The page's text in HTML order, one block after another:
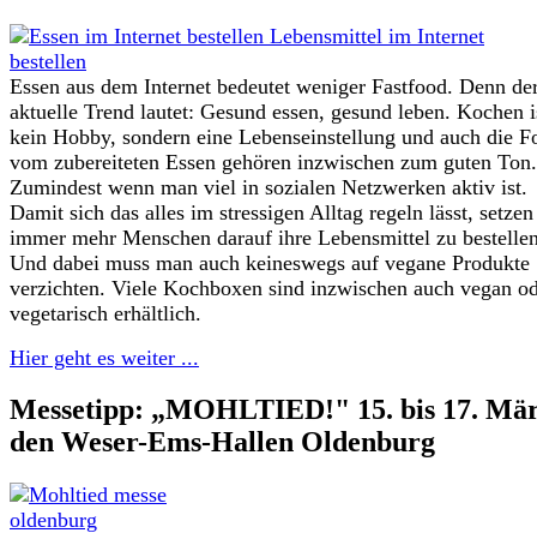
Essen aus dem Internet bedeutet weniger Fastfood. Denn
aktuelle Trend lautet: Gesund essen, gesund leben. Kochen
kein Hobby, sondern eine Lebenseinstellung und auch die
vom zubereiteten Essen gehören inzwischen zum guten Ton.
Zumindest wenn man viel in sozialen Netzwerken aktiv ist.
Damit sich das alles im stressigen Alltag regeln lässt, setzen
immer mehr Menschen darauf ihre Lebensmittel zu
Und dabei muss man auch keineswegs auf vegane Produkte
verzichten. Viele Kochboxen sind inzwischen auch vegan
vegetarisch erhältlich.
Hier geht es weiter ...
Messetipp: „MOHLTIED!" 15. bis 17.
den Weser-Ems-Hallen Oldenburg